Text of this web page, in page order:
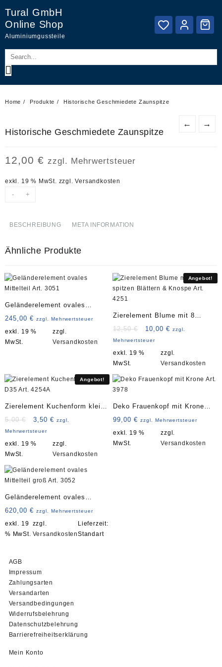
content
Tural GmbH
Online Shop
Aluminiumgussteile
Home Produkte Historische Geschmiedete Zaunspitze
← →
Historische Geschmiedete Zaunspitze
12,00 € zzgl. Mehrwertsteuer
exkl. 19 % MwSt. zzgl.Versandkosten
- +
BESCHREIBUNG META INFORMATION
Ähnliche Produkte
Geländerelement ovales
Mittelteil Art. 3051
245,00 € zzgl. Mehrwertsteuer
exkl. 19 %
MwSt.
zzgl.
Versandkosten
Angebot!
Zierelement Blume mit 8
spitzen Blättern & Knospe Art.
4251
12,50€
Ursprünglicher
Preis
12,50 €
10,00€ Aktueller
ist:
10,00 €.
zzgl.
Mehrwertsteuer
exkl. 19 %
MwSt.
zzgl.
Versandkosten
Angebot!
Zierelement Kuchenform klein
D35 Art. 4254A
5,00€
Ursprünglicher
Preis
war:
5,00 €
3,50 € Aktueller
ist:
3,50 €.
zzgl.
Mehrwertsteuer
exkl. 19 %
MwSt.
zzgl.
Versandkosten
Deko Frauenkopf mit Krone
Art. 3978
99,00€ zzgl. Mehrwertsteuer
exkl. 19 %
MwSt.
zzgl.
Versandkosten
Geländerelement ovales
Mittelteil groß Art. 3052
620,00 € zzgl. Mehrwertsteuer
exkl. 19
% MwSt.
zzgl.
Versandkosten
Lieferzeit:
Standart
AGB
Impressum
Zahlungsarten
Versandarten
Versandbedingungen
Widerrufsbelehrung
Datenschutzbelehrung
Barrierefreiheitserklärung
Mein Konto